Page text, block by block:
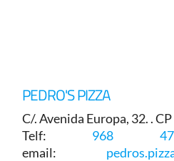
PEDRO'S PIZZA
C/. Avenida Europa, 32. .
Telf: 968
email: